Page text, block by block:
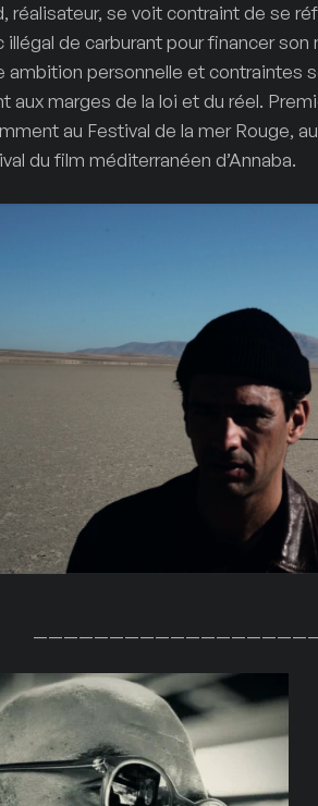
réalisateur, se voit contraint de se
illégal de carburant pour financer
ambition personnelle et contraintes
aux marges de la loi et du réel.
au Festival de la mer Rouge,
du film méditerranéen d’Annaba.